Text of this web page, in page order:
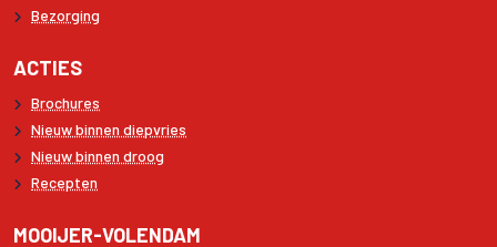
Bezorging
ACTIES
Brochures
Nieuw binnen diepvries
Nieuw binnen droog
Recepten
MOOIJER-VOLENDAM